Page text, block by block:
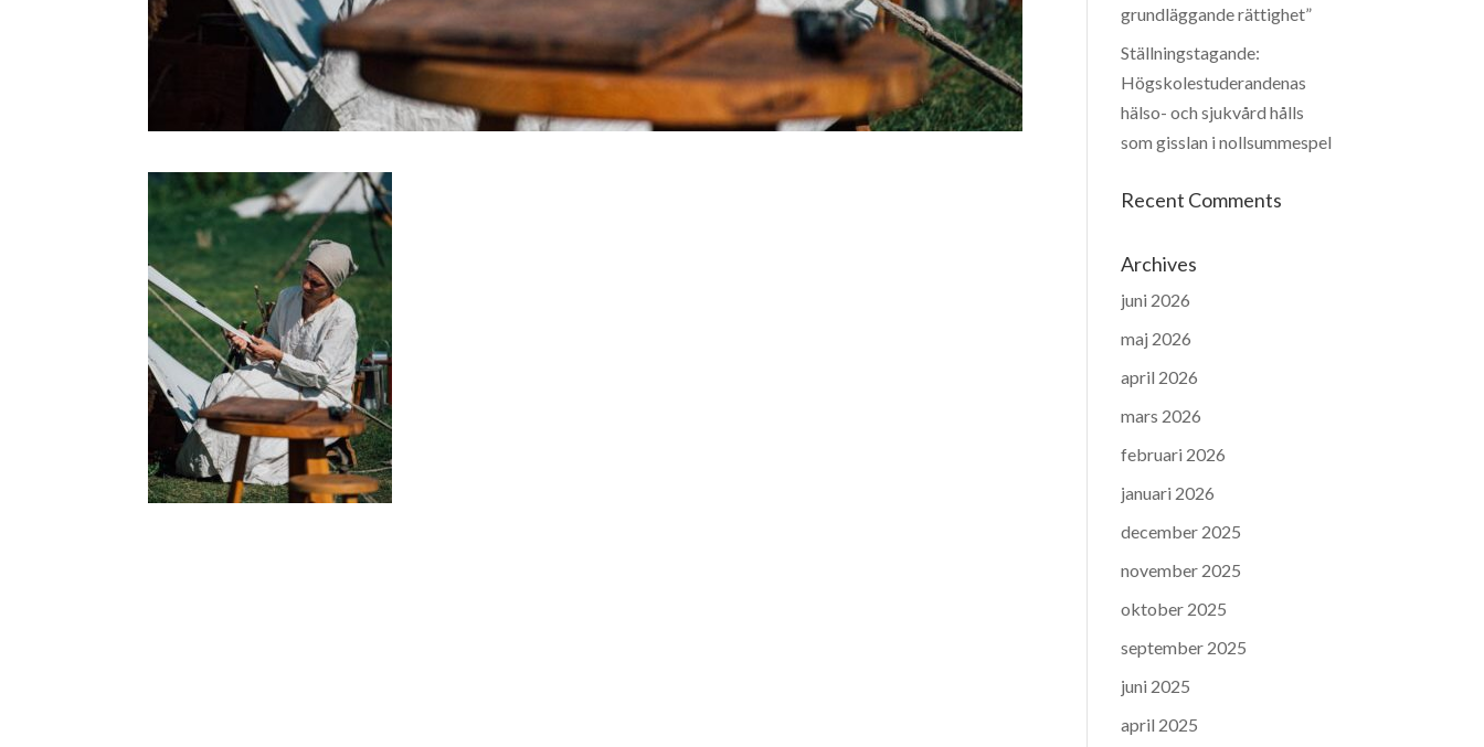
grundläggande rättighet”
Ställningstagande:
Högskolestuderandenas
hälso- och sjukvård hålls
som gisslan i nollsummespel
Recent Comments
Archives
juni 2026
maj 2026
april 2026
mars 2026
februari 2026
januari 2026
december 2025
november 2025
oktober 2025
september 2025
juni 2025
april 2025